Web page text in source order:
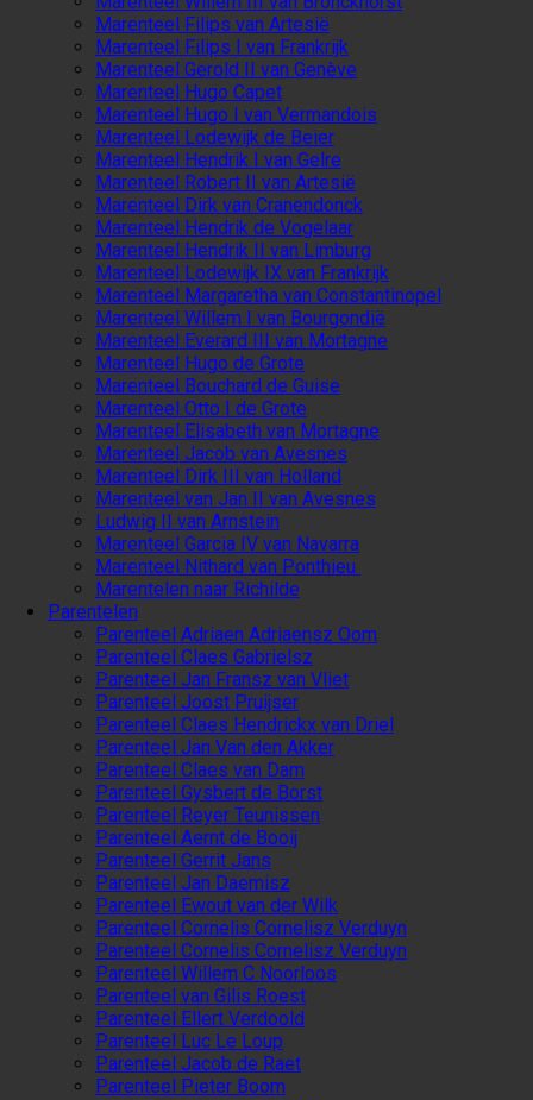
Marenteel Filips van Artesië
Marenteel Filips I van Frankrijk
Marenteel Gerold II van Genève
Marenteel Hugo Capet
Marenteel Hugo I van Vermandois
Marenteel Lodewijk de Beier
Marenteel Hendrik I van Gelre
Marenteel Robert II van Artesië
Marenteel Dirk van Cranendonck
Marenteel Hendrik de Vogelaar
Marenteel Hendrik II van Limburg
Marenteel Lodewijk IX van Frankrijk
Marenteel Margaretha van Constantinopel
Marenteel Willem I van Bourgondië
Marenteel Everard III van Mortagne
Marenteel Hugo de Grote
Marenteel Bouchard de Guise
Marenteel Otto I de Grote
Marenteel Elisabeth van Mortagne
Marenteel Jacob van Avesnes
Marenteel Dirk III van Holland
Marenteel van Jan II van Avesnes
Ludwig II van Arnstein
Marenteel Garcia IV van Navarra
Marenteel Nithard van Ponthieu
Marentelen naar Richilde
Parentelen
Parenteel Adriaen Adriaensz Oom
Parenteel Claes Gabrielsz
Parenteel Jan Fransz van Vliet
Parenteel Joost Pruijser
Parenteel Claes Hendrickx van Driel
Parenteel Jan Van den Akker
Parenteel Claes van Dam
Parenteel Gysbert de Borst
Parenteel Reyer Teunissen
Parenteel Aernt de Booij
Parenteel Gerrit Jans
Parenteel Jan Daemisz
Parenteel Ewout van der Wilk
Parenteel Cornelis Cornelisz Verduyn
Parenteel Cornelis Cornelisz Verduyn
Parenteel Willem C Noorloos
Parenteel van Gilis Roest
Parenteel Ellert Verdoold
Parenteel Luc Le Loup
Parenteel Jacob de Raet
Parenteel Pieter Boom